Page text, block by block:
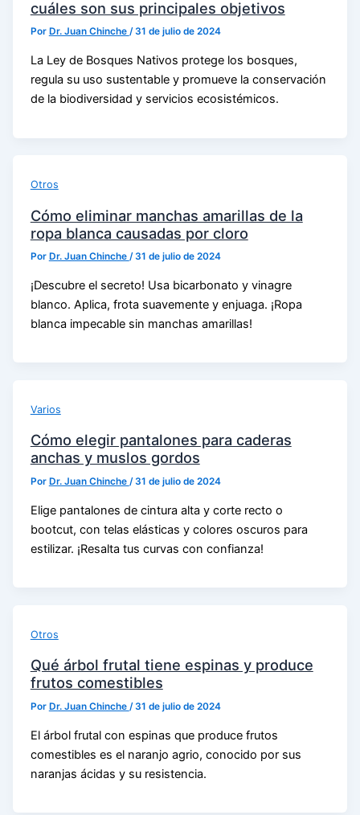
cuáles son sus principales objetivos
Por Dr. Juan Chinche /31 de julio de 2024
La Ley de Bosques Nativos protege los bosques,
regula su uso sustentable y promueve la conservación
de la biodiversidad y servicios ecosistémicos.
Otros
Cómo eliminar manchas amarillas de la
ropa blanca causadas por cloro
Por Dr. Juan Chinche /31 de julio de 2024
¡Descubre el secreto! Usa bicarbonato y vinagre
blanco. Aplica, frota suavemente y enjuaga. ¡Ropa
blanca impecable sin manchas amarillas!
Varios
Cómo elegir pantalones para caderas
anchas y muslos gordos
Por Dr. Juan Chinche /31 de julio de 2024
Elige pantalones de cintura alta y corte recto o
bootcut, con telas elásticas y colores oscuros para
estilizar. ¡Resalta tus curvas con confianza!
Otros
Qué árbol frutal tiene espinas y produce
frutos comestibles
Por Dr. Juan Chinche /31 de julio de 2024
El árbol frutal con espinas que produce frutos
comestibles es el naranjo agrio, conocido por sus
naranjas ácidas y su resistencia.